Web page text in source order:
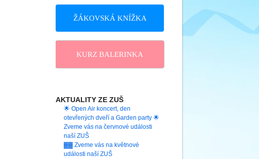
ŽÁKOVSKÁ KNÍŽKA
KURZ BALERINKA
AKTUALITY ZE ZUŠ
🌟 Open Air koncert, den
otevřených dveří a Garden party 🌟
Zveme vás na červnové události
naší ZUŠ
▓▓ Zveme vás na květnové
události naší ZUŠ